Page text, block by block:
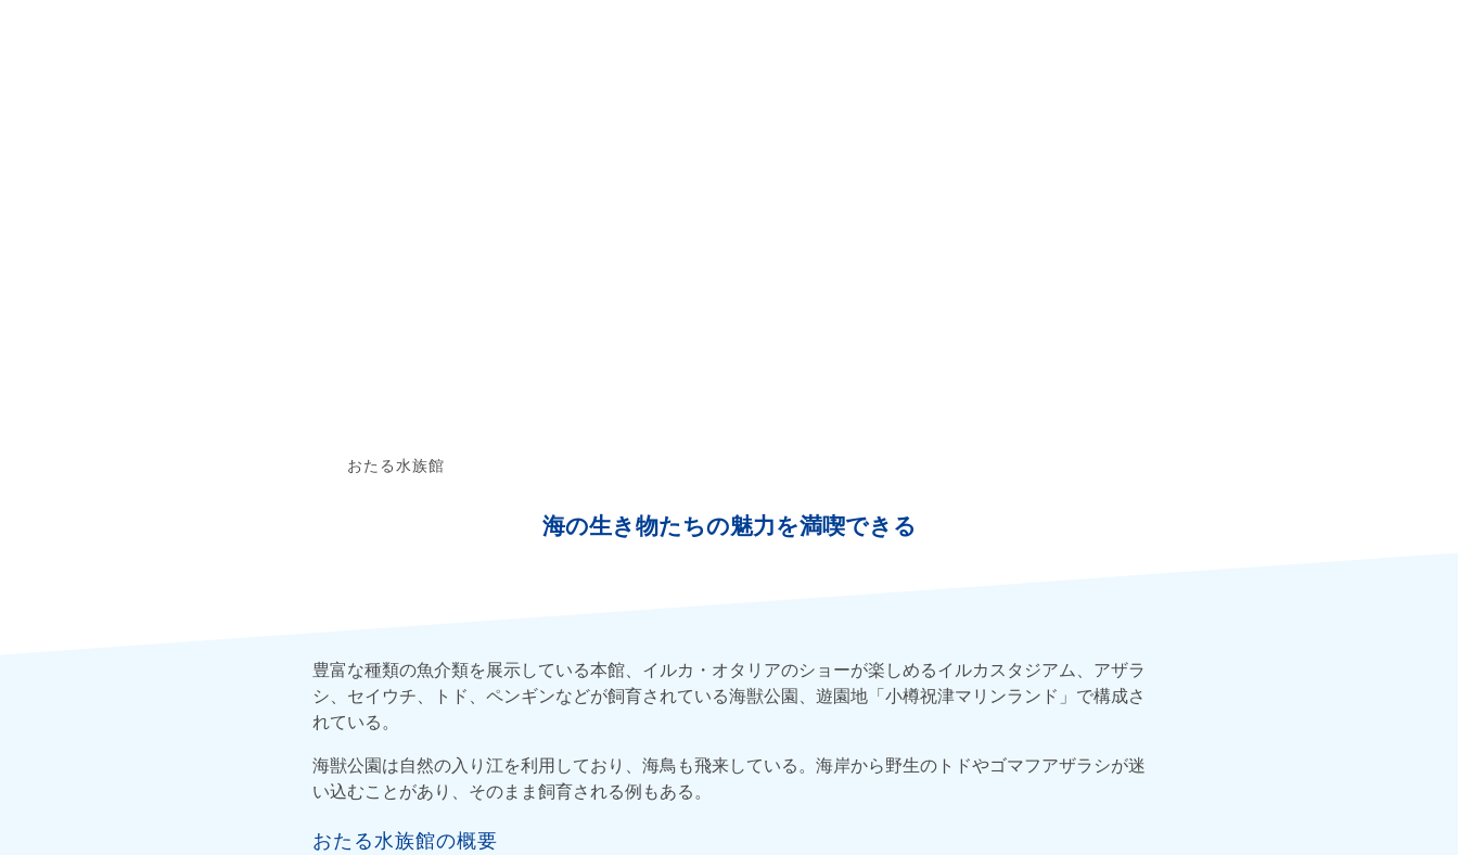
おたる水族館
海の生き物たちの魅力を満喫できる
豊富な種類の魚介類を展示している本館、イルカ・オタリアのショーが楽しめるイルカスタジアム、アザラ
シ、セイウチ、トド、ペンギンなどが飼育されている海獣公園、遊園地「小樽祝津マリンランド」で構成さ
れている。
海獣公園は自然の入り江を利用しており、海鳥も飛来している。海岸から野生のトドやゴマフアザラシが迷
い込むことがあり、そのまま飼育される例もある。
おたる水族館の概要